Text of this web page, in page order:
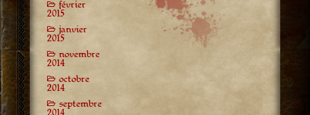
février
2015
janvier
2015
novembre
2014
octobre
2014
septembre
2014